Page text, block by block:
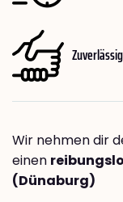
Wir nehmen dir
einen
(Dünaburg)